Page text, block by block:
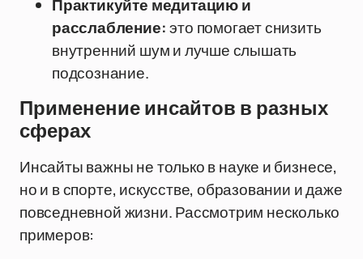
Практикуйте медитацию и
расслабление:это помогает снизить
внутренний шум и лучше слышать
подсознание.
Применение инсайтов в разных
сферах
Инсайты важны не только в науке и бизнесе,
но и в спорте, искусстве, образовании и даже
повседневной жизни. Рассмотрим несколько
примеров: